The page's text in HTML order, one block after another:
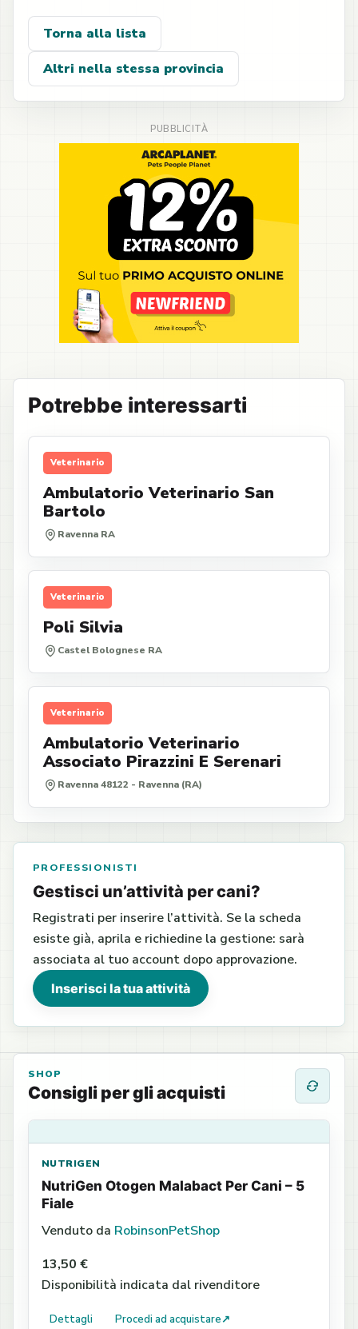
Torna alla lista
Altri nella stessa provincia
Potrebbe interessarti
Veterinario
Ambulatorio Veterinario San
Bartolo
Ravenna RA
Veterinario
Poli Silvia
Castel Bolognese RA
Veterinario
Ambulatorio Veterinario
Associato Pirazzini E Serenari
Ravenna 48122 - Ravenna (RA)
PROFESSIONISTI
Gestisci un’attività per cani?
Registrati per inserire l’attività. Se la scheda
esiste già, aprila e richiedine la gestione: sarà
associata al tuo account dopo approvazione.
Inserisci la tua attività
SHOP
Consigli per gli acquisti
NUTRIGEN
NutriGen Otogen Malabact Per Cani – 5
Fiale
Venduto da RobinsonPetShop
13,50 €
Disponibilità indicata dal rivenditore
Dettagli Procedi ad acquistare↗